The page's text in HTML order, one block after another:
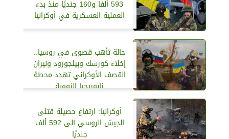
593 ألفا و160 جنديًا منذ بدء
العملية العسكرية في أوكرانيا
حالة تأهب قصوى في روسيا..
إخلاء كورسك وبيلجورود ونيران
القصف الأوكراني تهدد محطة
زابوريجيا النووية
أوكرانيا: ارتفاع حصيلة قتلى
الجيش الروسي إلى 592 ألف
جنديًا